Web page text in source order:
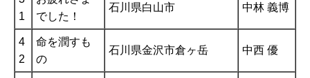
1
でした！
石川県白山市 中林 義博
4
2
命を潤すも
の
石川県金沢市倉ヶ岳 中西 優